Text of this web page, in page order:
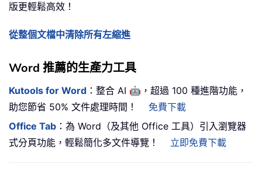
版更輕鬆高效！
從整個文檔中清除所有左縮進
Word 推薦的生產力工具
Kutools for Word ：整合 AI 🤖 ，超過 100 種進階功能，
助您節省 50% 文件處理時間！
免費下載
Office Tab ：為 Word（及其他 Office 工具）引入瀏覽器
式分頁功能，輕鬆簡化多文件導覽！
立即免費下載